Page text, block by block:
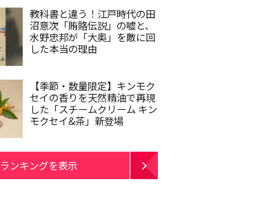
教科書と違う！江戸時代の田
沼意次「賄賂伝説」の嘘と、
水野忠邦が「大奥」を敵に回
した本当の理由
【季節・数量限定】キンモク
セイの香りを天然精油で再現
した「スチームクリーム キン
モクセイ&茶」新登場
ランキングを表示